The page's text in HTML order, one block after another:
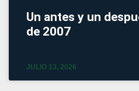
Un antes y un
de 2007
JULIO 13, 2026